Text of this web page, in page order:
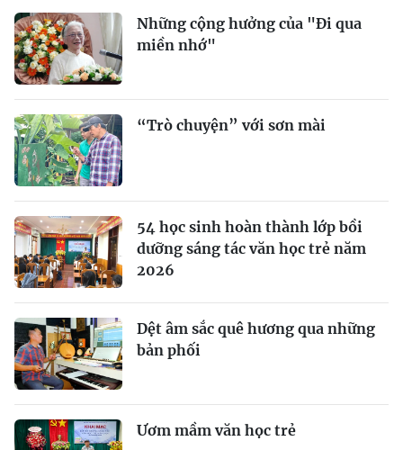
Những cộng hưởng của "Đi qua
miền nhớ"
“Trò chuyện” với sơn mài
54 học sinh hoàn thành lớp bồi
dưỡng sáng tác văn học trẻ năm
2026
Dệt âm sắc quê hương qua những
bản phối
Ươm mầm văn học trẻ